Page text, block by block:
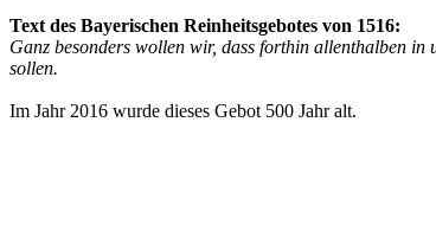
Text des Bayerischen Reinheitsgebotes von 1516:
Ganz besonders wollen wir, dass forthin allenthalben in
sollen.
Im Jahr 2016 wurde dieses Gebot 500 Jahr alt.